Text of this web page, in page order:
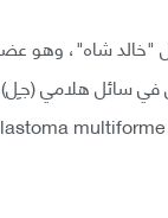
شاه"، وهو عضو
في سائل هلامي